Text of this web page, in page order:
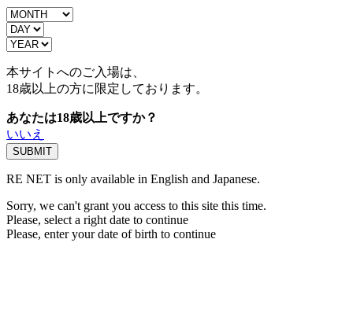
本サイトへのご入場は、
18歳以上の方に限定しております。
あなたは18歳以上ですか？
いいえ
RE NET is only available in English and Japanese.
Sorry, we can't grant you access to this site this time.
Please, select a right date to continue
Please, enter your date of birth to continue